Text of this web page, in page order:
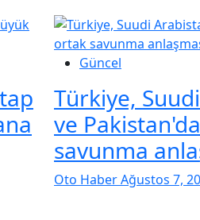
Güncel
Türkiye,
ve
savunma
Oto HaberAğustos 7,